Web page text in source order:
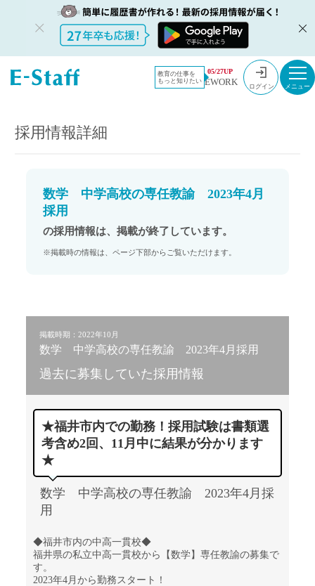
教育の仕事を
もっと知りたい
05/27UP
EWORK ログイン
教員採用情
報のイー・
採用情報
数学 中学高校の専任教諭 2023年4月採用
採用情報詳細
数学 中学高校の専任教諭 2023年4月
採用
の採用情報は、掲載が終了しています。
※掲載時の情報は、ページ下部からご覧いただけます。
掲載時期：2022年10月
数学 中学高校の専任教諭 2023年4月採用
過去に募集していた採用情報
★福井市内での勤務！採用試験は書類選
考含め2回、11月中に結果が分かります
★
数学 中学高校の専任教諭 2023年4月採
用
◆福井市内の中高一貫校◆
福井県の私立中高一貫校から【数学】専任教諭の募集で
す。
2023年4月から勤務スタート！